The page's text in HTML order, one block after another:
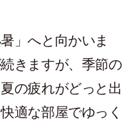
」へと向かいま
きますが、季節の
の疲れがどっと出
適な部屋でゆっく